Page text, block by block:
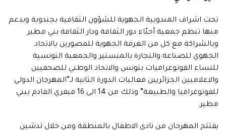
تحت اشراف المندوبية الجهوية للشؤون الثقافية بجندوبة وبدعم
منها تنظم جمعية أحبّاء دور الثقافة ودار الثقافة بني مطير
وبالشراكة مع كل من الغرفة الجهوية للمصورين بالاتحاد
الجهوي للصناعة والتجارة بالمنستير والجمعية التونسية
للنساء الفوتوغرافيات بتونس والاتحاد الوطني للصحفيين
والاعلاميين الجزائريين فعاليات الدورة الثانية لـ”المهرجان الدولي
للفوتوغرافيا والطبيعة” وذلك من 14 الى 16 فيفري القادم ببني
مطير.
يفتتح المهرجان من نادي الاطفال بالمنطقة ومن خلال تدشين